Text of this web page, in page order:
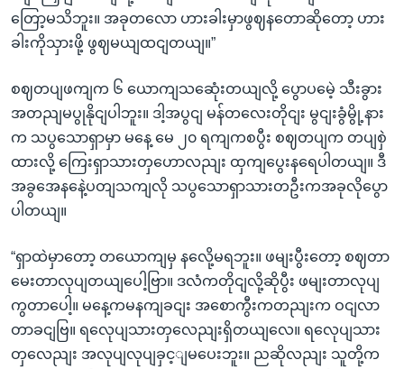
တြော့မသိဘူး။ အခုတလော ဟားခါးမှာဖွဈနတောဆိုတော့ ဟား
ခါးကိုသှားဖို့ ဖွဈမယျထငျတယျ။”
စဈတပျဖကျက ၆ ယောကျသဆေုံးတယျလို့ ပွောပမေဲ့ သီးခွား
အတညျမပွုနိုငျပါဘူး။ ဒါ့အပွငျ မန်တလေးတိုငျး မွငျးခွံမွို့နား
က သပွသောရှာမှာ မနေ့ မေ ၂၀ ရကျကစပွီး စဈတပျက တပျစှဲ
ထားလို့ ကြေးရှာသားတှဟောလညျး ထှကျပွေးနရေပါတယျ။ ဒီ
အခွအေနနေဲ့ပတျသကျလို သပွသောရှာသားတဦးကအခုလိုပွော
ပါတယျ။
“ရှာထဲမှာတော့ တယောကျမှ နလေို့မရဘူး။ ဖမျးပွီးတော့ စဈတာ
မေးတာလုပျတယျပေါ့ဗြာ။ ဒလံကတိုငျလို့ဆိုပွီး ဖမျးတာလုပျ
ကွတာပေါ့။ မနေ့ကမနကျခငျး အစောကွီးကတညျးက ဝငျလာ
တာခငျဗြ။ ရလေုပျသားတှလေညျးရှိတယျလေ။ ရလေုပျသား
တှလေညျး အလုပျလုပျခှင့ျမပေးဘူး။ ညဆိုလညျး သူတို့က